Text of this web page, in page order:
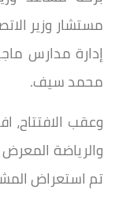
مستشار وزير
إدارة مدارس
محمد سيف.
وعقب الافتتاح،
والرياضة
تم استعراض